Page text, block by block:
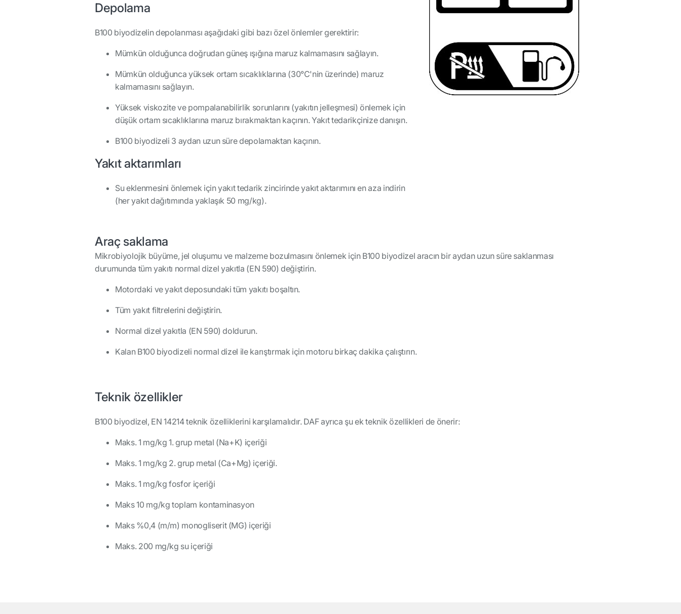
Depolama
B100 biyodizelin depolanması aşağıdaki gibi bazı özel önlemler gerektirir:
Mümkün olduğunca doğrudan güneş ışığına maruz kalmamasını sağlayın.
Mümkün olduğunca yüksek ortam sıcaklıklarına (30°C'nin üzerinde) maruz
kalmamasını sağlayın.
Yüksek viskozite ve pompalanabilirlik sorunlarını (yakıtın jelleşmesi) önlemek için
düşük ortam sıcaklıklarına maruz bırakmaktan kaçının. Yakıt tedarikçinize danışın.
B100 biyodizeli 3 aydan uzun süre depolamaktan kaçının.
Yakıt aktarımları
Su eklenmesini önlemek için yakıt tedarik zincirinde yakıt aktarımını en aza indirin
(her yakıt dağıtımında yaklaşık 50 mg/kg).
Araç saklama
Mikrobiyolojik büyüme, jel oluşumu ve malzeme bozulmasını önlemek için B100 biyodizel aracın bir aydan uzun süre saklanması
durumunda tüm yakıtı normal dizel yakıtla (EN 590) değiştirin.
Motordaki ve yakıt deposundaki tüm yakıtı boşaltın.
Tüm yakıt filtrelerini değiştirin.
Normal dizel yakıtla (EN 590) doldurun.
Kalan B100 biyodizeli normal dizel ile karıştırmak için motoru birkaç dakika çalıştırın.
Teknik özellikler
B100 biyodizel, EN 14214 teknik özelliklerini karşılamalıdır. DAF ayrıca şu ek teknik özellikleri de önerir:
Maks. 1 mg/kg 1. grup metal (Na+K) içeriği
Maks. 1 mg/kg 2. grup metal (Ca+Mg) içeriği.
Maks. 1 mg/kg fosfor içeriği
Maks 10 mg/kg toplam kontaminasyon
Maks %0,4 (m/m) monogliserit (MG) içeriği
Maks. 200 mg/kg su içeriği